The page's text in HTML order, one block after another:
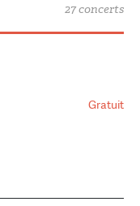
27 concerts
Gratuit